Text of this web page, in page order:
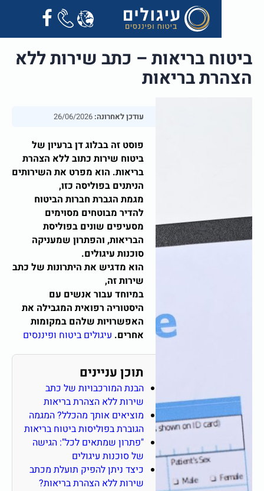
בריאות – כתב שירות ללא
בריאות
עודכן לאחרונה:26/06/2026
פוסט זה בבלוג דן ברעיון של
ביטוח שירות כתוב ללא הצהרת
בריאות. הוא מפרט את השירותים
הניתנים בפוליסה כזו,
מגמת הגברת חברות הביטוח
להדיר מבוטחים מסוימים
מסעיפים שונים בפוליסת
הבריאות, והפתרון שמעניקה
סוכנות עיגולים.
הוא מדגיש את היתרונות של כתב
במיוחד עבור אנשים עם
היסטוריה רפואית המגבילה את
האפשרויות שלהם במקומות
אחרים.
עיגולים ביטוח ופיננסים
תוכן עניינים
הבנת המורכבויות של כתב
שירות ללא הצהרת בריאות
מוציאים אותך מהכלל? המגמה
הגוברת בפוליסות ביטוח בריאות
"פתרון שמתאים לכל": הגישה
של סוכנות עיגולים
כיצד ניתן להפיק תועלת מכתב
שירות ללא הצהרת בריאות?